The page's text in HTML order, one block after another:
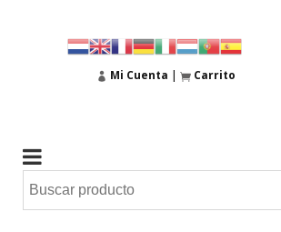
Mi Cuenta | Carrito